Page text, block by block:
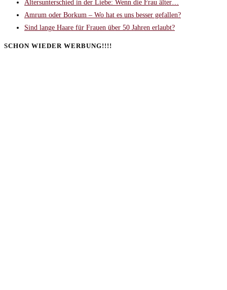
Altersunterschied in der Liebe: Wenn die Frau älter…
Amrum oder Borkum – Wo hat es uns besser gefallen?
Sind lange Haare für Frauen über 50 Jahren erlaubt?
SCHON WIEDER WERBUNG!!!!